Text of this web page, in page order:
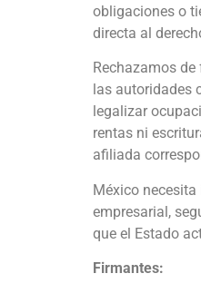
obligaciones o
directa al
Rechazamos
las autoridades
legalizar
rentas ni
afiliada
México
empresarial,
que el Estado
Firmantes: